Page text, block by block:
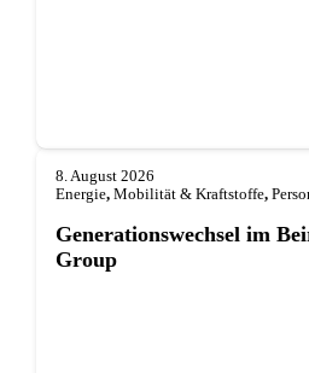
8. August 2026
Energie, Mobilität & Kraftstoffe,
Generationswechsel im
Group